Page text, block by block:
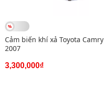
Cảm biến khí xả Toyota Camry
2007
3,300,000₫